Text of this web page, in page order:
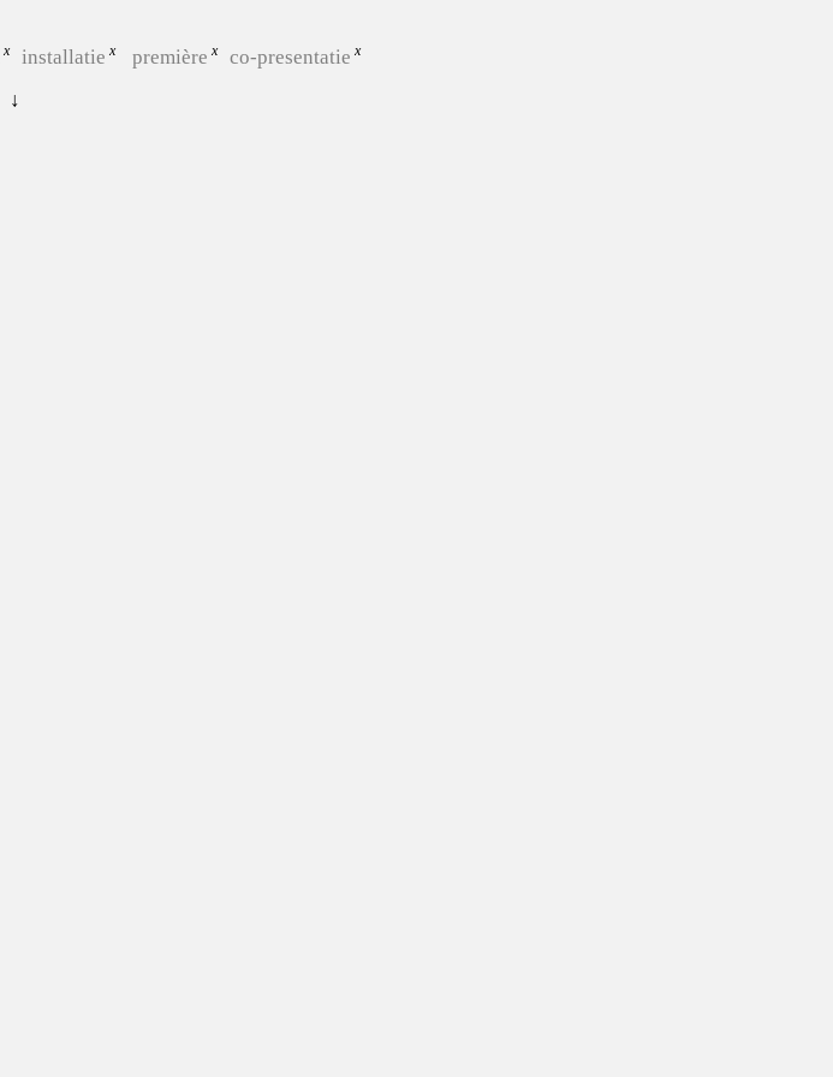
installatie première
co-presentatie